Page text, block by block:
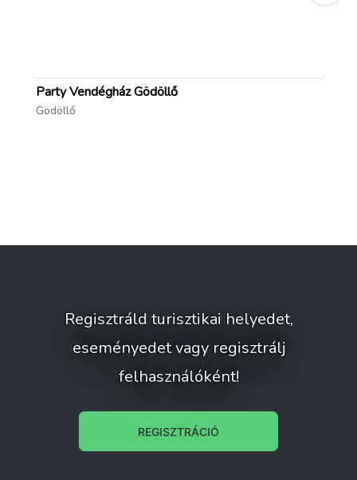
Party Vendégház Gödöllő
Gödöllő
Regisztráld turisztikai helyedet,
eseményedet vagy regisztrálj
felhasználóként!
REGISZTRÁCIÓ